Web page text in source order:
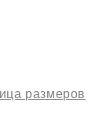
размеров